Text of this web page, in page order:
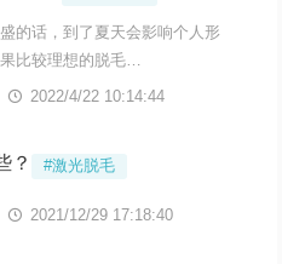
的话，到了夏天会影响个人形
比较理想的脱毛…
 2022/4/22 10:14:44
？ #激光脱毛
 2021/12/29 17:18:40